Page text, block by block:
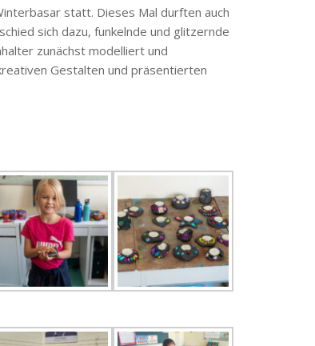
statt. Dieses Mal durften auch
sich dazu, funkelnde und glitzernde
zunächst modelliert und
Gestalten und präsentierten